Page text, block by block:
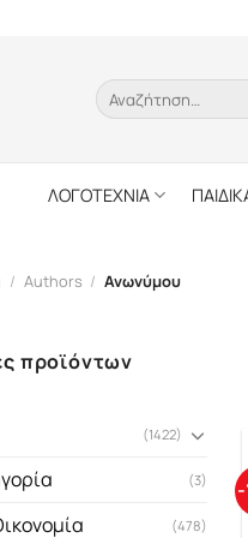
Αναζήτηση
για:
ΛΟΓΟΤΕΧΝΙΑ
/ Authors / Ανωνύμου
προϊόντων
(1422)
(3)
(478)